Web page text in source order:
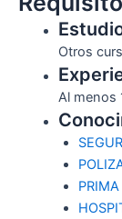
Otros
Al menos
PRIMA